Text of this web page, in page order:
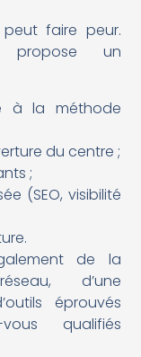
peut faire peur.
propose un
à la méthode
du centre ;
;
(SEO, visibilité
de la
d’une
éprouvés
qualifiés